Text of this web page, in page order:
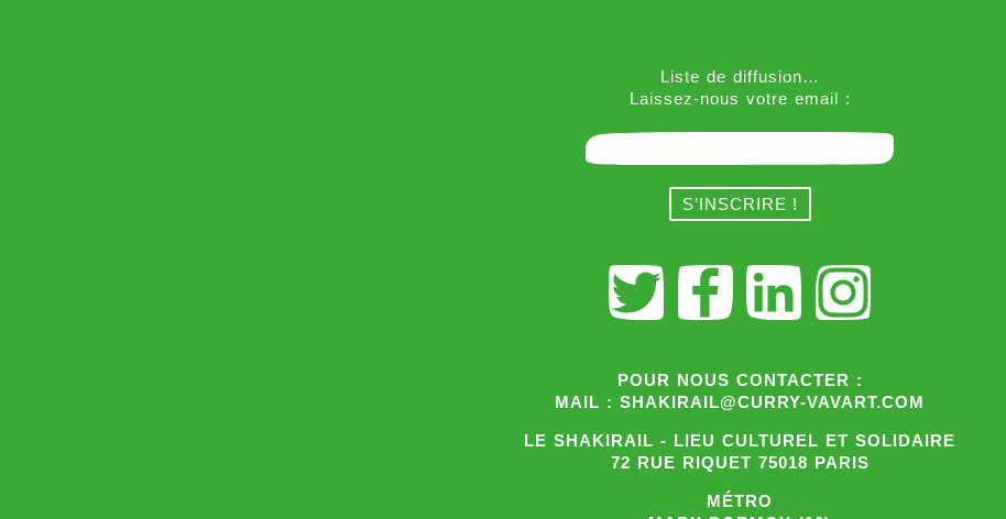
Liste de diffusion…
Laissez-nous votre email :
POUR NOUS CONTACTER :
MAIL : SHAKIRAIL@CURRY-VAVART.COM
LE SHAKIRAIL - LIEU CULTUREL ET SOLIDAIRE
72 RUE RIQUET 75018 PARIS
MÉTRO